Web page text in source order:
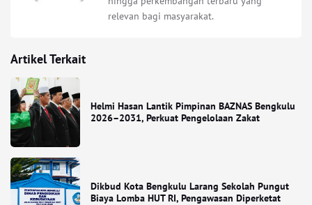
relevan bagi masyarakat.
Artikel Terkait
Helmi Hasan Lantik Pimpinan BAZNAS Bengkulu
2026–2031, Perkuat Pengelolaan Zakat
Dikbud Kota Bengkulu Larang Sekolah Pungut
Biaya Lomba HUT RI, Pengawasan Diperketat